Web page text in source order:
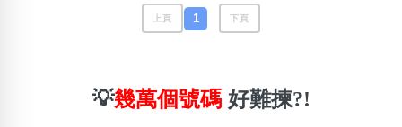
上頁 1 下頁
💡幾萬個號碼 好難揀?!